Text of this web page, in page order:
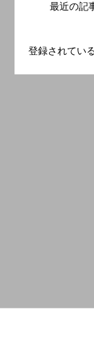
最近の記
登録されてい